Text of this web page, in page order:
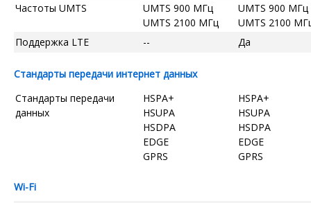
Частоты UMTS
UMTS 900 МГц
UMTS 2100 МГц
UMTS 900 МГц
UMTS 2100
Поддержка LTE
-- Да
Стандарты передачи интернет данных
Стандарты передачи
данных
HSPA+
HSUPA
HSDPA
EDGE
GPRS
HSPA+
HSUPA
HSDPA
EDGE
GPRS
Wi-Fi